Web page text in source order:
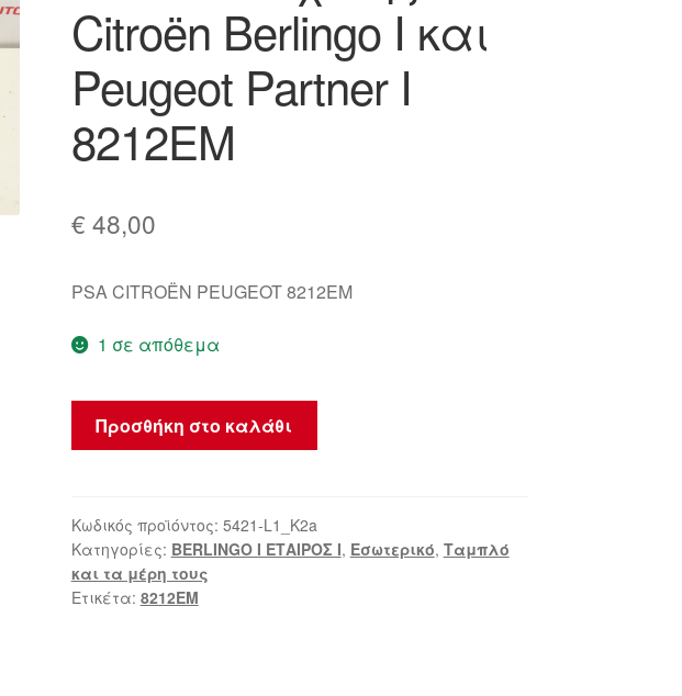
Citroën Berlingo I και
Peugeot Partner I
8212EM
€ 48,00
PSA CITROËN PEUGEOT 8212EM
1 σε απόθεμα
Ραδιοενισχυτής
Citroën
και
Peugeot
Partner
I
Προσθήκη στο καλάθι
Κωδικός προϊόντος: 5421-L1_K2a
Κατηγορίες: BERLINGO I ΕΤΑΙΡΟΣ Ι, Εσωτερικό, Ταμπλό
και τα μέρη τους
Ετικέτα: 8212EM